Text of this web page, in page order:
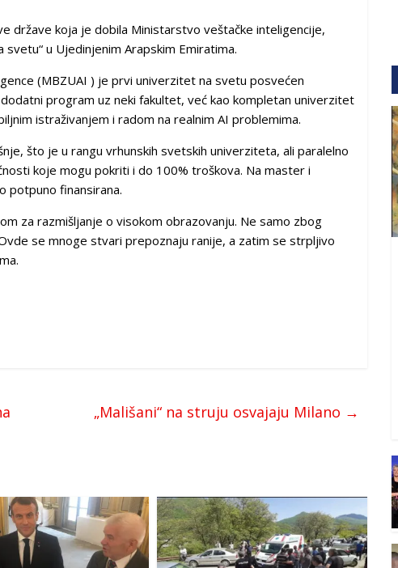
države koja je dobila Ministarstvo veštačke inteligencije,
u Ujedinjenim Arapskim Emiratima.
(MBZUAI ) je prvi univerzitet na svetu posvećen
program uz neki fakultet, već kao kompletan univerzitet
istraživanjem i radom na realnim AI problemima.
što je u rangu vrhunskih svetskih univerziteta, ali paralelno
koje mogu pokriti i do 100% troškova. Na master i
potpuno finansirana.
za razmišljanje o visokom obrazovanju. Ne samo zbog
se mnoge stvari prepoznaju ranije, a zatim se strpljivo
„Mališani“ na struju osvajaju Milano →